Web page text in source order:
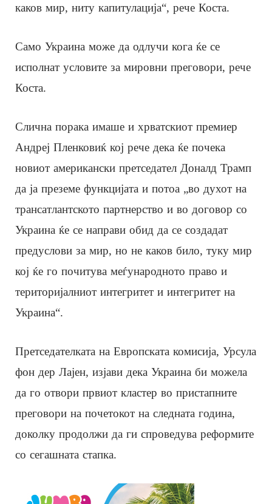
каков мир, ниту капитулација“, рече Коста.
Само Украина може да одлучи кога ќе се
исполнат условите за мировни преговори, рече
Коста.
Слична порака имаше и хрватскиот премиер
Андреј Пленковиќ кој рече дека ќе почека
новиот американски претседател Доналд Трамп
да ја преземе функцијата и потоа „во духот на
трансатлантското партнерство и во договор со
Украина ќе се направи обид да се создадат
предуслови за мир, но не каков било, туку мир
кој ќе го почитува меѓународното право и
територијалниот интегритет и интегритет на
Украина“.
Претседателката на Европската комисија, Урсула
фон дер Лајен, изјави дека Украина би можела
да го отвори првиот кластер во пристапните
преговори на почетокот на следната година,
доколку продолжи да ги спроведува реформите
со сегашната стапка.